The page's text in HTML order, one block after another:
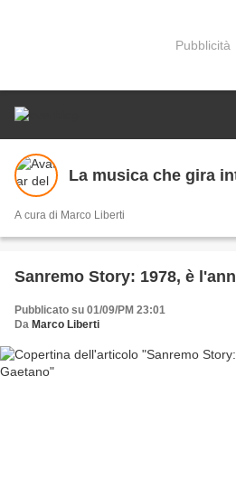
Pubblicità
La musica che gira
A cura di Marco Liberti
Sanremo Story: 1978, è
Pubblicato su 01/09/PM 23:01
Da Marco Liberti